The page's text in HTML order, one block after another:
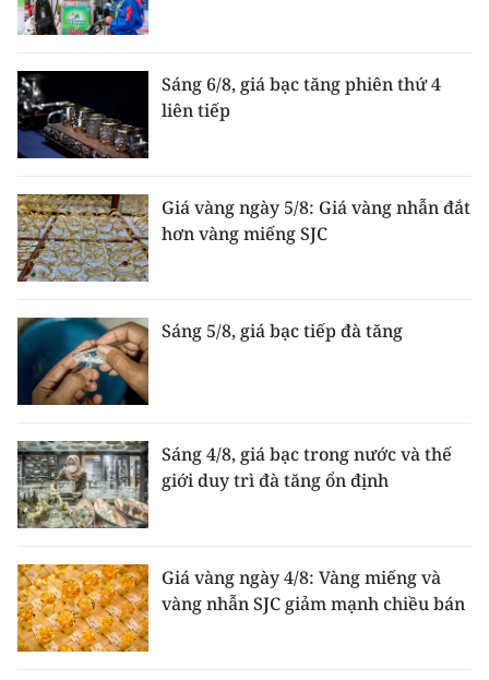
Sáng 6/8, giá bạc tăng phiên thứ 4
liên tiếp
Giá vàng ngày 5/8: Giá vàng nhẫn đắt
hơn vàng miếng SJC
Sáng 5/8, giá bạc tiếp đà tăng
Sáng 4/8, giá bạc trong nước và thế
giới duy trì đà tăng ổn định
Giá vàng ngày 4/8: Vàng miếng và
vàng nhẫn SJC giảm mạnh chiều bán